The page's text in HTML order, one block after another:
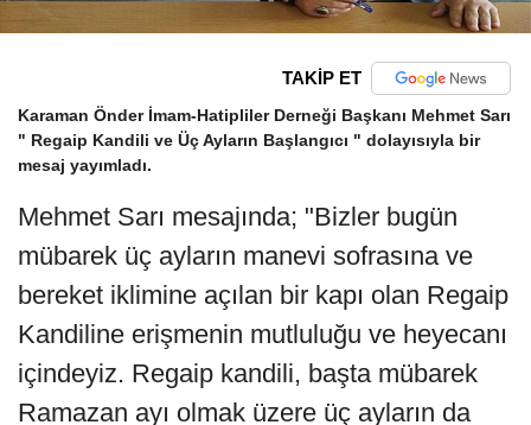
TAKİP ET
Karaman Önder İmam-Hatipliler Derneği Başkanı Mehmet Sarı
" Regaip Kandili ve Üç Ayların Başlangıcı " dolayısıyla bir
mesaj yayımladı.
Mehmet Sarı mesajında; "Bizler bugün
mübarek üç ayların manevi sofrasına ve
bereket iklimine açılan bir kapı olan Regaip
Kandiline erişmenin mutluluğu ve heyecanı
içindeyiz. Regaip kandili, başta mübarek
Ramazan ayı olmak üzere üç ayların da